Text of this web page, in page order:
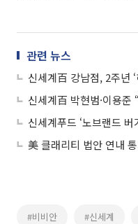
관련 뉴스
#비비안 #신세계